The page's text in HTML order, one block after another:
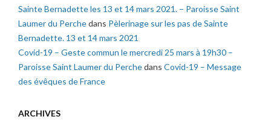
Sainte Bernadette les 13 et 14 mars 2021. – Paroisse Saint
Laumer du Perchedans Pèlerinage sur les pas de Sainte
Bernadette. 13 et 14 mars 2021
Covid-19 – Geste commun le mercredi 25 mars à 19h30 –
Paroisse Saint Laumer du Perchedans Covid-19 – Message
des évêques de France
ARCHIVES